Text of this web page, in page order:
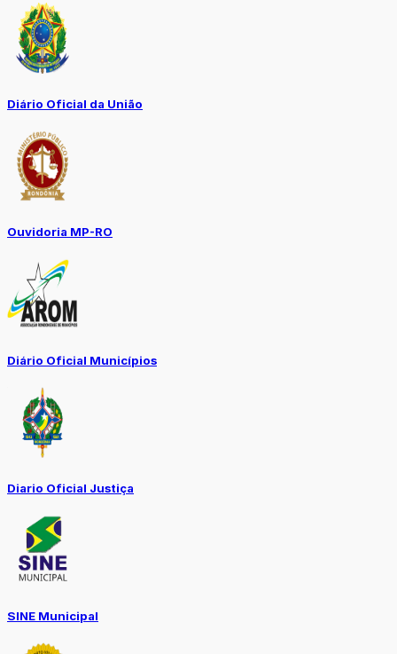
Diário Oficial da União
Ouvidoria MP-RO
Diário Oficial Municípios
Diario Oficial Justiça
SINE Municipal